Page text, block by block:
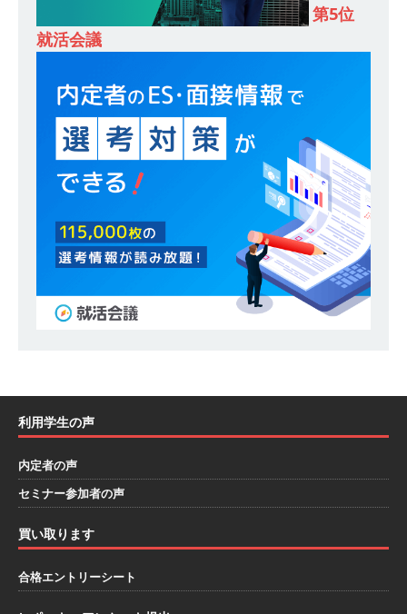
登竜門!! 満足度98％のインターン 】 東京勤務・
るベンチャー企業 ｜ 新卒2年目で1,000万円越え
目指せる!! ｜ データX
体育会積極採用企業
【 28卒 ｜ 仕事の全容を知れ
るオープンカンパニー 】 大林グループ ｜ 全国規
模の重要施設の建設に携わるサブコン ｜ 環境保
全や脱炭素社会の実現にも貢献 ｜ 初任給28万
+各手当 ｜ 年間休日125日 ｜ オーク設備工業
格手当・資格取得支援制度あり ｜ 年間休日123
日 ｜ 創立以来74年間黒字経営 ｜ 合田工務店
第5位
就活会議
利用学生の声
内定者の声
セミナー参加者の声
買い取ります
合格エントリーシート